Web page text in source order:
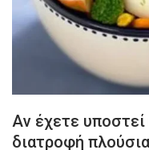
Αν έχετε
διατροφή